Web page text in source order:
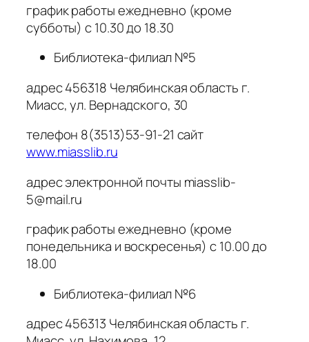
график работы ежедневно (кроме
субботы) с 10.30 до 18.30
Библиотека-филиал №5
адрес 456318 Челябинская область г.
Миасс, ул. Вернадского, 30
телефон 8(3513)53-91-21 сайт
www.miasslib.ru
адрес электронной почты miasslib-
5@mail.ru
график работы ежедневно (кроме
понедельника и воскресенья) с 10.00 до
18.00
Библиотека-филиал №6
адрес 456313 Челябинская область г.